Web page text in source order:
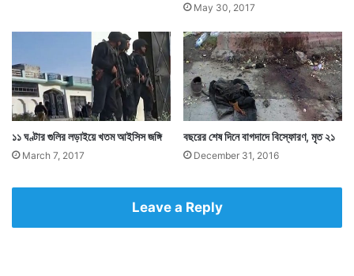
May 30, 2017
১১ ঘণ্টার গুলির লড়াইয়ে খতম আইসিস জঙ্গি
March 7, 2017
বছরের শেষ দিনে বাগদাদে বিস্ফোরণ, মৃত ২১
December 31, 2016
Leave a Reply